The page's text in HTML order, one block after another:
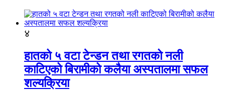
४
हातको ५ वटा टेन्डन तथा रगतको नली
काटिएको बिरामीको कलैया अस्पतालमा सफल
शल्यक्रिया